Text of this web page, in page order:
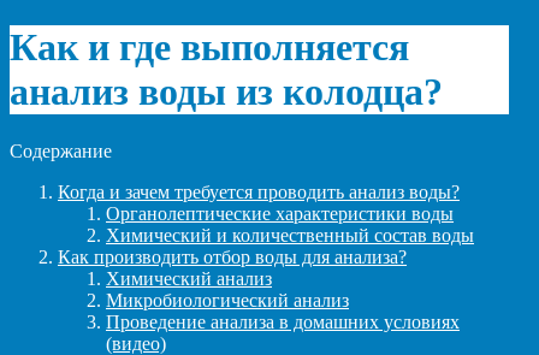
Как и где выполняется
анализ воды из колодца?
Содержание
Когда и зачем требуется проводить анализ воды?
Органолептические характеристики воды
Химический и количественный состав воды
Как производить отбор воды для анализа?
Химический анализ
Микробиологический анализ
Проведение анализа в домашних условиях
(видео)